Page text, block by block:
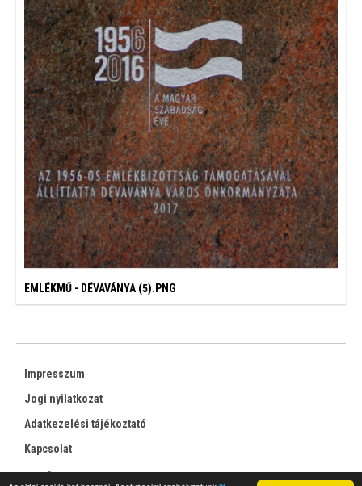
EMLÉKMŰ - DÉVAVÁNYA (5).PNG
Impresszum
Jogi nyilatkozat
Adatkezelési tájékoztató
Kapcsolat